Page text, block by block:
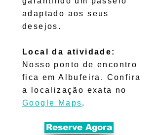
adaptado aos seus
desejos.
Local da atividade:
Nosso ponto de encontro
fica em Albufeira. Confira
a localização exata no
Google Maps.
Reserve Agora